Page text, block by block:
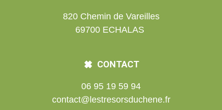
820 Chemin de Vareilles
69700 ECHALAS
CONTACT
06 95 19 59 94
contact@lestresorsduchene.fr